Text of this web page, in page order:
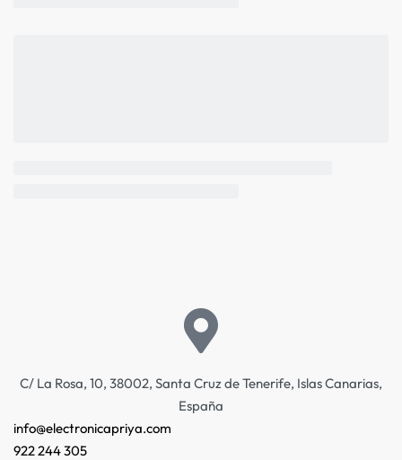
C/ La Rosa, 10, 38002, Santa Cruz de Tenerife, Islas Canarias,
España
info@electronicapriya.com
922 244 305